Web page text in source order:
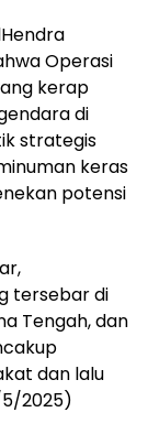
Operasi
kerap
di
strategis
keras
potensi
tersebar di
Tengah, dan
dan lalu
5/2025)